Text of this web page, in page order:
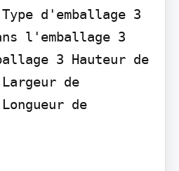
d'emballage 3
l'emballage 3
3 Hauteur de
de
de